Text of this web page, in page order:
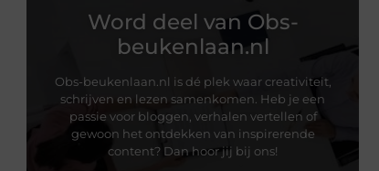
Word deel van Obs-
beukenlaan.nl
Obs-beukenlaan.nl is dé plek waar creativiteit,
schrijven en lezen samenkomen. Heb je een
passie voor bloggen, verhalen vertellen of
gewoon het ontdekken van inspirerende
content? Dan hoor jij bij ons!